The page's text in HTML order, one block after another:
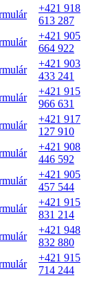
+421 918
613 287
+421 905
664 922
+421 903
433 241
+421 915
966 631
+421 917
127 910
+421 908
446 592
+421 905
457 544
+421 915
831 214
+421 948
832 880
+421 915
714 244